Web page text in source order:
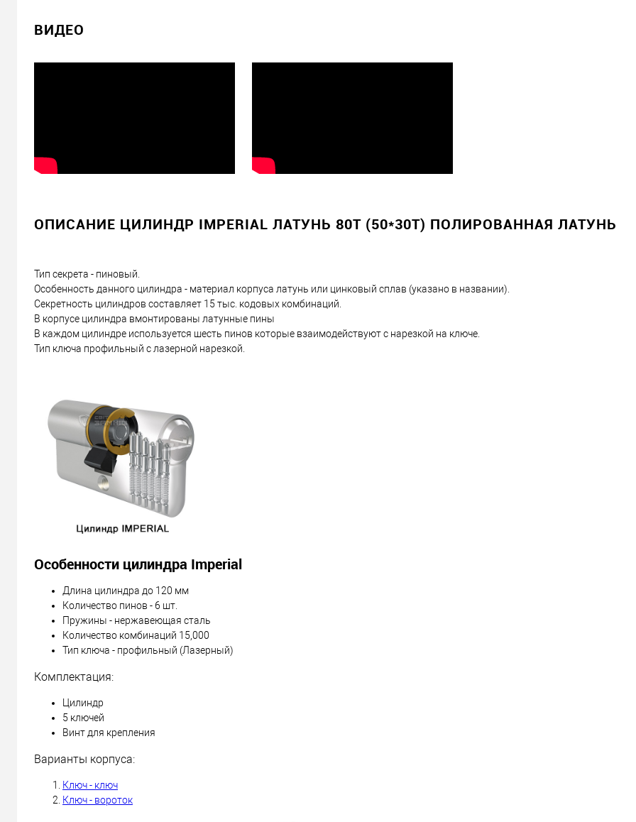
ВИДЕО
ОПИСАНИЕ ЦИЛИНДР IMPERIAL ЛАТУНЬ 80T (50*30T) ПОЛИРОВАННАЯ ЛАТУНЬ
Тип секрета - пиновый.
Особенность данного цилиндра - материал корпуса латунь или цинковый сплав (указано в названии).
Секретность цилиндров составляет 15 тыс. кодовых комбинаций.
В корпусе цилиндра вмонтированы латунные пины
В каждом цилиндре используется шесть пинов которые взаимодействуют с нарезкой на ключе.
Тип ключа профильный с лазерной нарезкой.
Особенности цилиндра Imperial
Длина цилиндра до 120 мм
Количество пинов - 6 шт.
Пружины - нержавеющая сталь
Количество комбинаций 15,000
Тип ключа - профильный (Лазерный)
Комплектация:
Цилиндр
5 ключей
Винт для крепления
Варианты корпуса:
Ключ - ключ
Ключ - вороток